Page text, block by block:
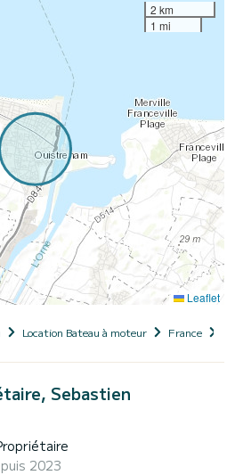
2 km
1 mi
Leaflet
Location Bateau à moteur France
Sebastien
2023